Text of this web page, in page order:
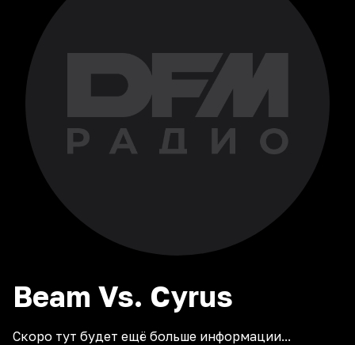
Beam Vs. Cyrus
Скоро тут будет ещё больше информации...